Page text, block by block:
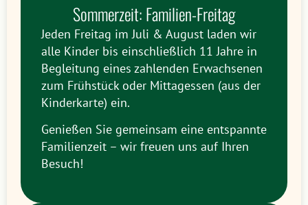
Sommerzeit: Familien-Freitag
Jeden Freitag im Juli & August laden wir
alle Kinder bis einschließlich 11 Jahre in
Begleitung eines zahlenden Erwachsenen
zum Frühstück oder Mittagessen (aus der
Kinderkarte) ein.
Genießen Sie gemeinsam eine entspannte
Familienzeit – wir freuen uns auf Ihren
Besuch!